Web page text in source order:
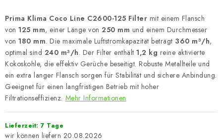
Prima Klima Coco Line C2600-125 Filter mit einem Flansch
von 125 mm, einer Länge von 250 mm und einem Durchmesser
von 180 mm. Die maximale Luftstromkapazität beträgt 360 m³/h,
optimal sind 240 m³/h. Der Filter enthält 1,2 kg reine aktivierte
Kokoskohle, die effektiv Gerüche beseitigt. Robuste Metallteile und
ein extra langer Flansch sorgen für Stabilität und sichere Anbindung.
Geeignet für einen langfristigen Betrieb mit hoher
Filtrationseffizienz. Mehr Informationen
Lieferzeit: 7 Tage
20.08.2026